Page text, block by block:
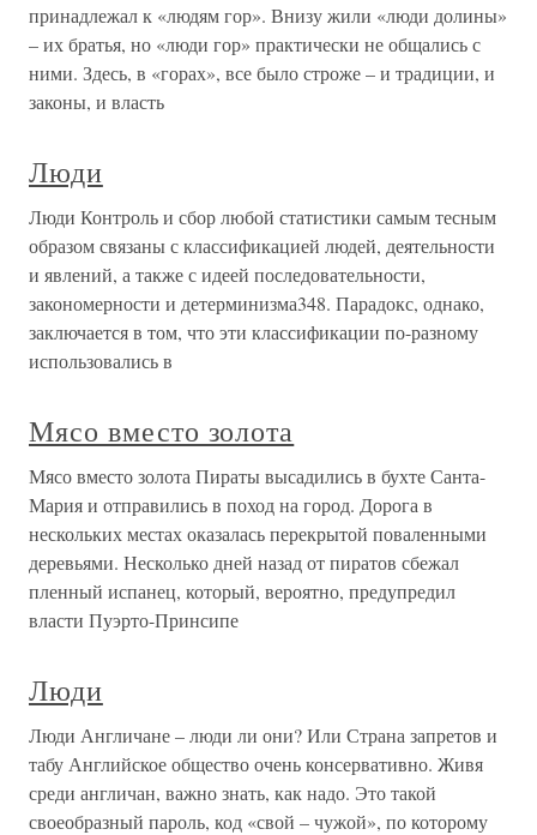
принадлежал к «людям гор». Внизу жили «люди долины»
– их братья, но «люди гор» практически не общались с
ними. Здесь, в «горах», все было строже – и традиции, и
законы, и власть
Люди
Люди Контроль и сбор любой статистики самым тесным
образом связаны с классификацией людей, деятельности
и явлений, а также с идеей последовательности,
закономерности и детерминизма348. Парадокс, однако,
заключается в том, что эти классификации по-разному
использовались в
Мясо вместо золота
Мясо вместо золота Пираты высадились в бухте Санта-
Мария и отправились в поход на город. Дорога в
нескольких местах оказалась перекрытой поваленными
деревьями. Несколько дней назад от пиратов сбежал
пленный испанец, который, вероятно, предупредил
власти Пуэрто-Принсипе
Люди
Люди Англичане – люди ли они? Или Страна запретов и
табу Английское общество очень консервативно. Живя
среди англичан, важно знать, как надо. Это такой
своеобразный пароль, код «свой – чужой», по которому